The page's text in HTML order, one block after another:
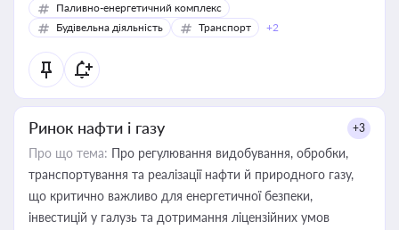
Паливно-енергетичний комплекс
Будівельна діяльність
Транспорт +2
Ринок нафти і газу +3
Про що тема: Про регулювання видобування, обробки,
транспортування та реалізації нафти й природного газу,
що критично важливо для енергетичної безпеки,
інвестицій у галузь та дотримання ліцензійних умов